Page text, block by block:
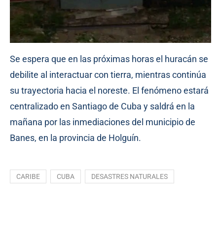
Se espera que en las próximas horas el huracán se
debilite al interactuar con tierra, mientras continúa
su trayectoria hacia el noreste. El fenómeno estará
centralizado en Santiago de Cuba y saldrá en la
mañana por las inmediaciones del municipio de
Banes, en la provincia de Holguín.
CARIBE CUBA DESASTRES NATURALES